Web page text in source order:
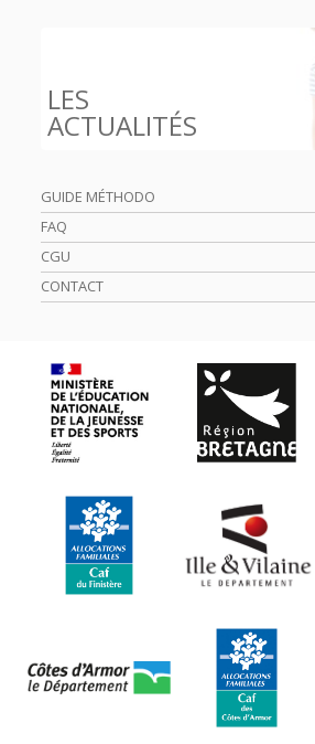
LES
ACTUALITÉS
GUIDE MÉTHODO
FAQ
CGU
CONTACT